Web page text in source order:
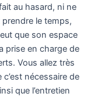
au hasard, ni ne
le temps,
que son espace
prise en charge de
Vous allez très
nécessaire de
que l’entretien